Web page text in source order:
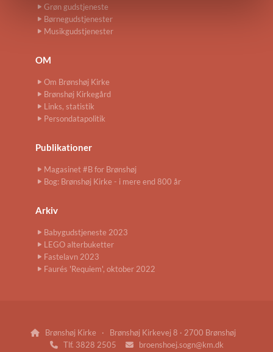
Grøn gudstjeneste
Børnegudstjenester
Musikgudstjenester
OM
Om Brønshøj Kirke
Brønshøj Kirkegård
Links, statistik
Persondatapolitik
Publikationer
Magasinet #B for Brønshøj
Bog: Brønshøj Kirke - i mere end 800 år
Arkiv
Babygudstjeneste 2023
LEGO alterbuketter
Fastelavn 2023
Faurés 'Requiem', oktober 2022
Brønshøj Kirke · Brønshøj Kirkevej 8 · 2700 Brønshøj
Tlf. 3828 2505 broenshoej.sogn@km.dk